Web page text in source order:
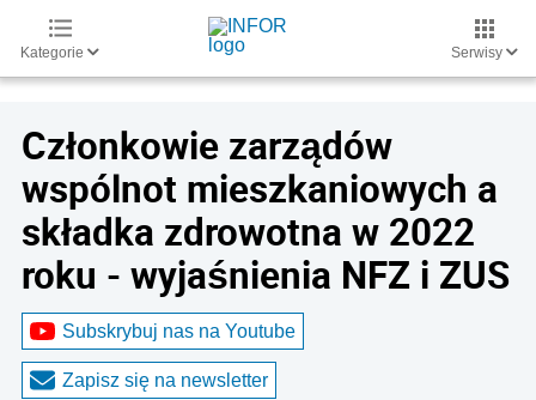
Kategorie Serwisy
Członkowie zarządów
wspólnot mieszkaniowych a
składka zdrowotna w 2022
roku - wyjaśnienia NFZ i ZUS
Subskrybuj nas na Youtube
Zapisz się na newsletter